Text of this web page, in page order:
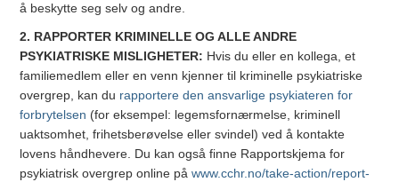
å beskytte seg selv og andre.
2. RAPPORTER KRIMINELLE OG ALLE ANDRE
PSYKIATRISKE MISLIGHETER: Hvis du eller en kollega, et
familiemedlem eller en venn kjenner til kriminelle psykiatriske
overgrep, kan du rapportere den ansvarlige psykiateren for
forbrytelsen (for eksempel: legemsfornærmelse, kriminell
uaktsomhet, frihetsberøvelse eller svindel) ved å kontakte
lovens håndhevere. Du kan også finne Rapportskjema for
psykiatrisk overgrep online påwww.cchr.no/take-action/report-